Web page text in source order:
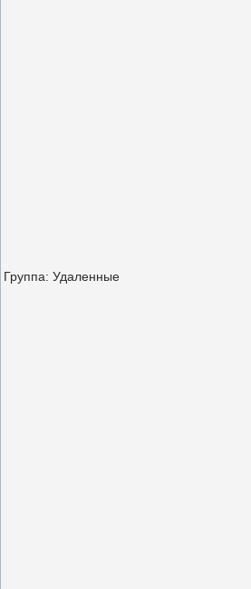
Группа: Удаленные